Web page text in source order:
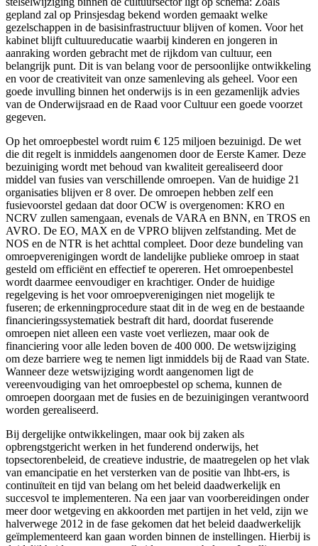
gepland zal op Prinsjesdag bekend worden gemaakt welke
gezelschappen in de basisinfrastructuur blijven of komen. Voor het
kabinet blijft cultuureducatie waarbij kinderen en jongeren in
aanraking worden gebracht met de rijkdom van cultuur, een
belangrijk punt. Dit is van belang voor de persoonlijke ontwikkeling
en voor de creativiteit van onze samenleving als geheel. Voor een
goede invulling binnen het onderwijs is in een gezamenlijk advies
van de Onderwijsraad en de Raad voor Cultuur een goede voorzet
gegeven.
Op het omroepbestel wordt ruim € 125 miljoen bezuinigd. De wet
die dit regelt is inmiddels aangenomen door de Eerste Kamer. Deze
bezuiniging wordt met behoud van kwaliteit gerealiseerd door
middel van fusies van verschillende omroepen. Van de huidige 21
organisaties blijven er 8 over. De omroepen hebben zelf een
fusievoorstel gedaan dat door OCW is overgenomen: KRO en
NCRV zullen samengaan, evenals de VARA en BNN, en TROS en
AVRO. De EO, MAX en de VPRO blijven zelfstanding. Met de
NOS en de NTR is het achttal compleet. Door deze bundeling van
omroepverenigingen wordt de landelijke publieke omroep in staat
gesteld om efficiënt en effectief te opereren. Het omroepenbestel
wordt daarmee eenvoudiger en krachtiger. Onder de huidige
regelgeving is het voor omroepverenigingen niet mogelijk te
fuseren; de erkenningprocedure staat dit in de weg en de bestaande
financieringssystematiek bestraft dit hard, doordat fuserende
omroepen niet alleen een vaste voet verliezen, maar ook de
financiering voor alle leden boven de 400 000. De wetswijziging
om deze barriere weg te nemen ligt inmiddels bij de Raad van State.
Wanneer deze wetswijziging wordt aangenomen ligt de
vereenvoudiging van het omroepbestel op schema, kunnen de
omroepen doorgaan met de fusies en de bezuinigingen verantwoord
worden gerealiseerd.
Bij dergelijke ontwikkelingen, maar ook bij zaken als
opbrengstgericht werken in het funderend onderwijs, het
topsectorenbeleid, de creatieve industrie, de maatregelen op het vlak
van emancipatie en het versterken van de positie van lhbt-ers, is
continuïteit en tijd van belang om het beleid daadwerkelijk en
succesvol te implementeren. Na een jaar van voorbereidingen onder
meer door wetgeving en akkoorden met partijen in het veld, zijn we
halverwege 2012 in de fase gekomen dat het beleid daadwerkelijk
geïmplementeerd kan gaan worden binnen de instellingen. Hierbij is